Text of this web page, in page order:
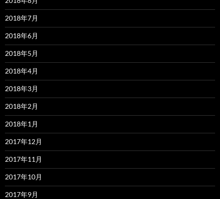
2018年7月
2018年6月
2018年5月
2018年4月
2018年3月
2018年2月
2018年1月
2017年12月
2017年11月
2017年10月
2017年9月